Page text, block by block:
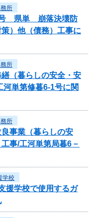
所
号 県単 崩落決壊防
）他（債務）工事に
所
（暮らしの安全・安
単第修暮6-1号に関
所
事業（暮らしの安
事/工河単第局暮6－
学校
援学校で使用するガ